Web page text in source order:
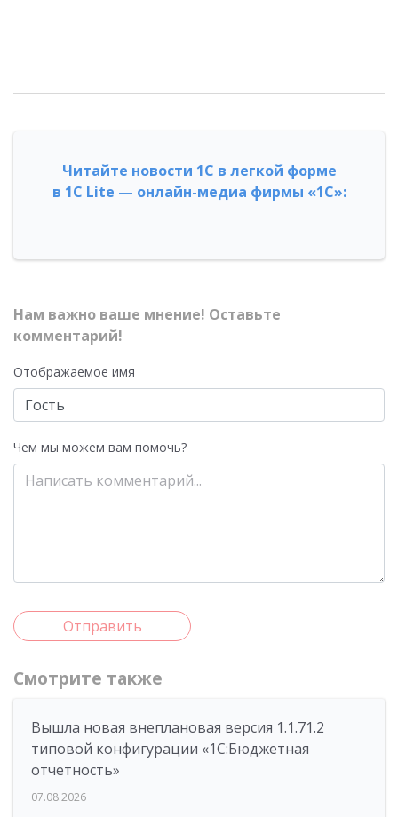
Читайте новости 1С в легкой форме
в 1С Lite — онлайн-медиа фирмы «1С»:
Нам важно ваше мнение! Оставьте
комментарий!
Отображаемое имя
Чем мы можем вам помочь?
Отправить
Смотрите также
Вышла новая внеплановая версия 1.1.71.2
типовой конфигурации «1C:Бюджетная
отчетность»
07.08.2026